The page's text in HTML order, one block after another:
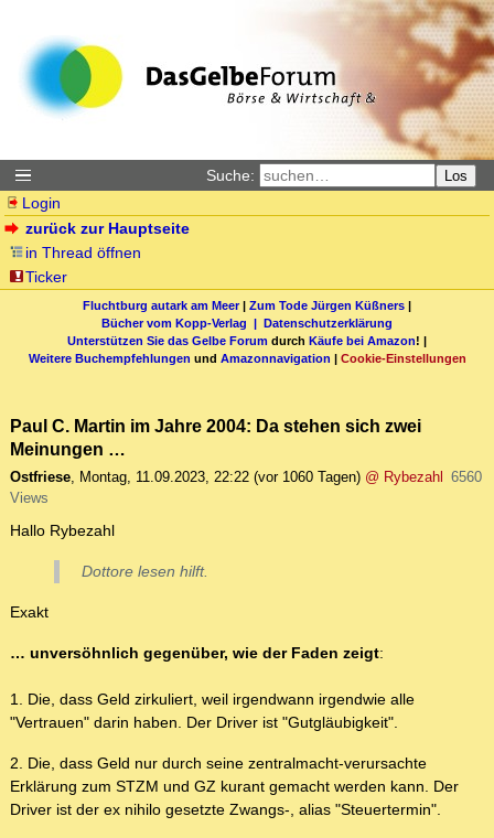
Suche: Los
Login
zurück zur Hauptseite
in Thread öffnen
Ticker
Fluchtburg autark am Meer| Zum Tode Jürgen Küßners |
Bücher vom Kopp-Verlag | Datenschutzerklärung
Unterstützen Sie das Gelbe Forum durch Käufe bei Amazon! |
Weitere Buchempfehlungen und Amazonnavigation | Cookie-Einstellungen
Paul C. Martin im Jahre 2004: Da stehen sich zwei
Meinungen …
Ostfriese, Montag, 11.09.2023, 22:22 (vor 1060 Tagen) @ Rybezahl
6560
Views
Hallo Rybezahl
Dottore lesen hilft.
Exakt
… unversöhnlich gegenüber, wie der Faden zeigt:
1. Die, dass Geld zirkuliert, weil irgendwann irgendwie alle
"Vertrauen" darin haben. Der Driver ist "Gutgläubigkeit".
2. Die, dass Geld nur durch seine zentralmacht-verursachte
Erklärung zum STZM und GZ kurant gemacht werden kann. Der
Driver ist der ex nihilo gesetzte Zwangs-, alias "Steuertermin".